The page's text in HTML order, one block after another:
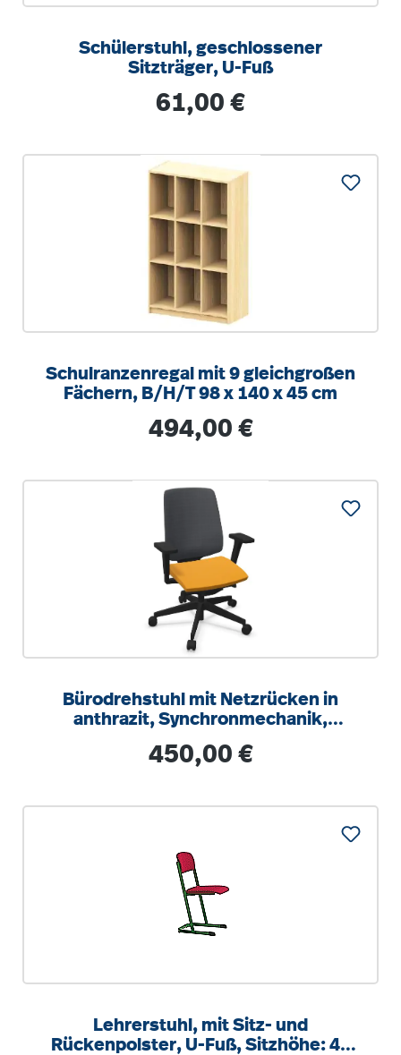
Schülerstuhl, geschlossener
Sitzträger, U-Fuß
Regulärer Preis:
61,00 €
Schulranzenregal mit 9 gleichgroßen
Fächern, B/H/T 98 x 140 x 45 cm
Regulärer Preis:
494,00 €
Bürodrehstuhl mit Netzrücken in
anthrazit, Synchronmechanik,
Regulärer Preis:
450,00 €
Lehrerstuhl, mit Sitz- und
Rückenpolster, U-Fuß, Sitzhöhe: 46